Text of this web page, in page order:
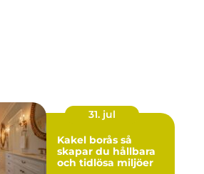
31. jul
Kakel borås så
skapar du hållbara
och tidlösa miljöer